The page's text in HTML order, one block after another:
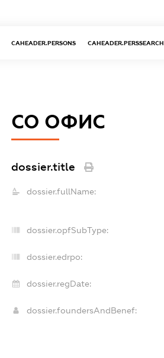
CAHEADER.PERSONS CAHEADER.PERSSEARCH
СО ОФИС
dossier.title
dossier.fullName:
dossier.opfSubType:
dossier.edrpo:
dossier.regDate:
dossier.foundersAndBenef: